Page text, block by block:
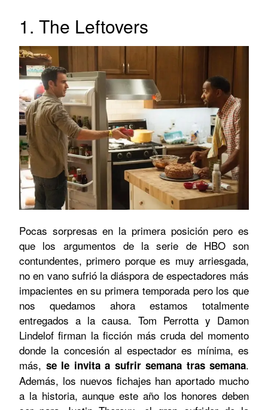
1. The Leftovers
Pocas sorpresas en la primera posición pero es
que los argumentos de la serie de HBO son
contundentes, primero porque es muy arriesgada,
no en vano sufrió la diáspora de espectadores más
impacientes en su primera temporada pero los que
nos quedamos ahora estamos totalmente
entregados a la causa. Tom Perrotta y Damon
Lindelof firman la ficción más cruda del momento
donde la concesión al espectador es mínima, es
más, se le invita a sufrir semana tras semana.
Además, los nuevos fichajes han aportado mucho
a la historia, aunque este año los honores deben